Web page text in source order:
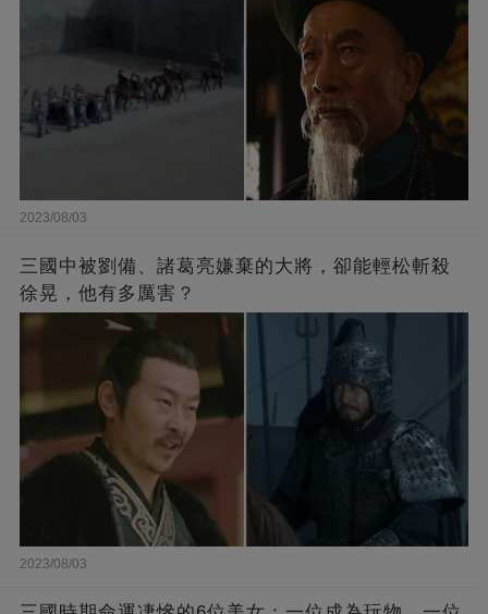
2023/08/03
三國中被劉備、諸葛亮嫌棄的大將，卻能輕松斬殺
徐晃，他有多厲害？
2023/08/03